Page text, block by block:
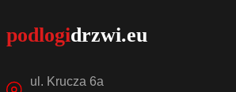
ul. Krucza 6a